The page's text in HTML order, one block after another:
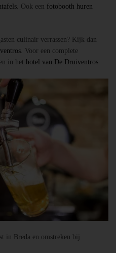
. Ook een fotobooth huren
culinair verrassen? Kijk dan
. Voor een complete
in het hotel van De Druiventros.
in Breda en omstreken bij